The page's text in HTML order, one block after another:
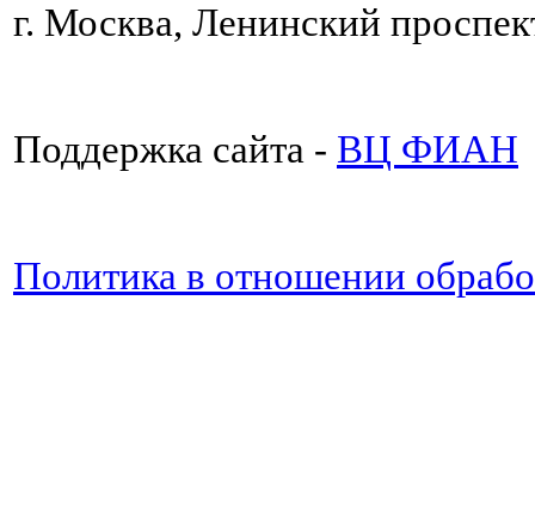
г. Москва, Ленинский
Поддержка сайта - ВЦ ФИАН
Политика в отношении